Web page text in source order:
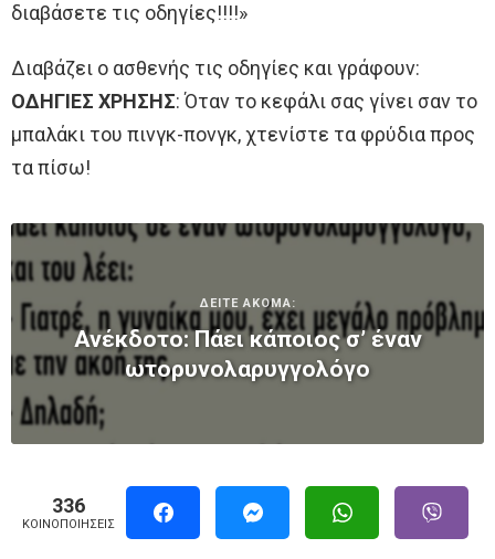
διαβάσετε τις οδηγίες!!!!»
Διαβάζει ο ασθενής τις οδηγίες και γράφουν:
ΟΔΗΓΙΕΣ ΧΡΗΣΗΣ: Όταν το κεφάλι σας γίνει σαν το
μπαλάκι του πινγκ-πονγκ, χτενίστε τα φρύδια προς
τα πίσω!
ΔΕΙΤΕ ΑΚΟΜΑ:
Ανέκδοτο: Πάει κάποιος σ’ έναν
ωτορυνολαρυγγολόγο
336
ΚΟΙΝΟΠΟΙΉΣΕΙΣ